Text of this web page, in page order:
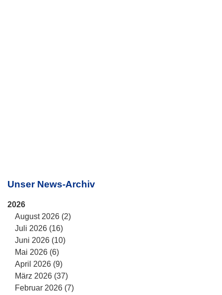
Unser News-Archiv
2026
August 2026 (2)
Juli 2026 (16)
Juni 2026 (10)
Mai 2026 (6)
April 2026 (9)
März 2026 (37)
Februar 2026 (7)